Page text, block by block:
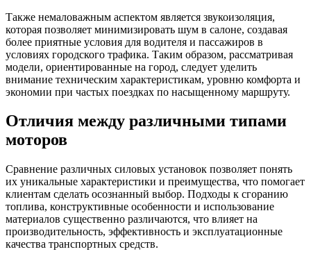
Также немаловажным аспектом является звукоизоляция,
которая позволяет минимизировать шум в салоне, создавая
более приятные условия для водителя и пассажиров в
условиях городского трафика. Таким образом, рассматривая
модели, ориентированные на город, следует уделить
внимание техническим характеристикам, уровню комфорта и
экономии при частых поездках по насыщенному маршруту.
Отличия между различными типами
моторов
Сравнение различных силовых установок позволяет понять
их уникальные характеристики и преимущества, что помогает
клиентам сделать осознанный выбор. Подходы к сгоранию
топлива, конструктивные особенности и использование
материалов существенно различаются, что влияет на
производительность, эффективность и эксплуатационные
качества транспортных средств.